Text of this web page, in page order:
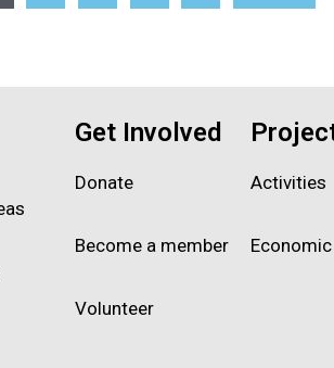
Get Involved
Donate
Become a member
Volunteer
Activities